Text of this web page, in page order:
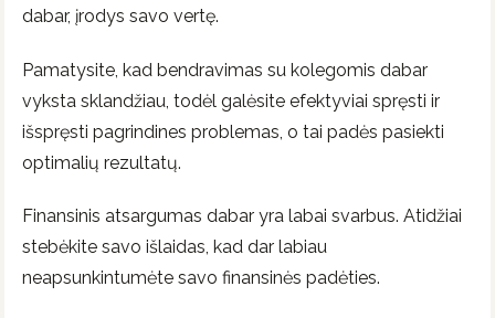
dabar, įrodys savo vertę.
Pamatysite, kad bendravimas su kolegomis dabar
vyksta sklandžiau, todėl galėsite efektyviai spręsti ir
išspręsti pagrindines problemas, o tai padės pasiekti
optimalių rezultatų.
Finansinis atsargumas dabar yra labai svarbus. Atidžiai
stebėkite savo išlaidas, kad dar labiau
neapsunkintumėte savo finansinės padėties.